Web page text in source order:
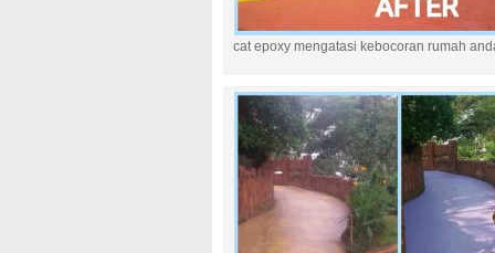
cat epoxy mengatasi kebocoran rumah